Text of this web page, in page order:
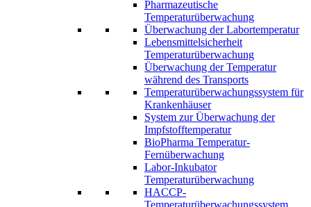
Pharmazeutische
Temperaturüberwachung
Überwachung der Labortemperatur
Lebensmittelsicherheit
Temperaturüberwachung
Überwachung der Temperatur
während des Transports
Temperaturüberwachungssystem für
Krankenhäuser
System zur Überwachung der
Impfstofftemperatur
BioPharma Temperatur-
Fernüberwachung
Labor-Inkubator
Temperaturüberwachung
HACCP-
Temperaturüberwachungssystem